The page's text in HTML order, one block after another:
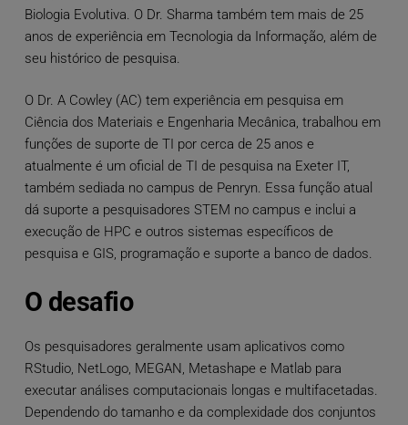
Biologia Evolutiva. O Dr. Sharma também tem mais de 25
anos de experiência em Tecnologia da Informação, além de
seu histórico de pesquisa.
O Dr. A Cowley (AC) tem experiência em pesquisa em
Ciência dos Materiais e Engenharia Mecânica, trabalhou em
funções de suporte de TI por cerca de 25 anos e
atualmente é um oficial de TI de pesquisa na Exeter IT,
também sediada no campus de Penryn. Essa função atual
dá suporte a pesquisadores STEM no campus e inclui a
execução de HPC e outros sistemas específicos de
pesquisa e GIS, programação e suporte a banco de dados.
O desafio
Os pesquisadores geralmente usam aplicativos como
RStudio, NetLogo, MEGAN, Metashape e Matlab para
executar análises computacionais longas e multifacetadas.
Dependendo do tamanho e da complexidade dos conjuntos